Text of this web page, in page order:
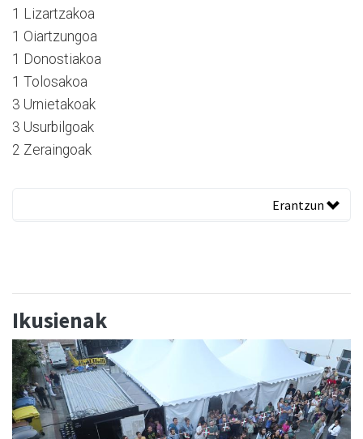
1 Lizartzakoa
1 Oiartzungoa
1 Donostiakoa
1 Tolosakoa
3 Urnietakoak
3 Usurbilgoak
2 Zeraingoak
Erantzun
Ikusienak